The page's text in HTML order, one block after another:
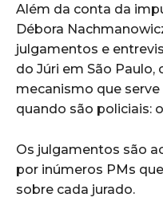
Além da conta da
Débora
julgamentos e
do Júri em São
mecanismo que
quando são policiais:
Os julgamentos são
por inúmeros PMs
sobre cada jurado.